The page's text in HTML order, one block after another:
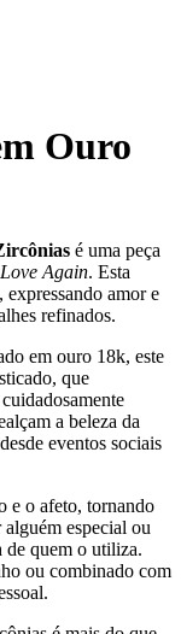
Ouro
é uma peça
Love Again. Esta
amor e
refinados.
em ouro 18k, este
que
a beleza da
eventos sociais
e o afeto, tornando
alguém especial ou
de quem o utiliza.
ou combinado com